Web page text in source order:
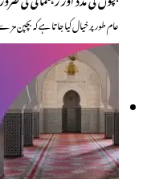
عام طور پر خیال کیا جاتا ہے کہ بچپن